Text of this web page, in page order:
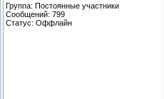
Группа: Постоянные участники
Сообщений: 799
Статус: Оффлайн